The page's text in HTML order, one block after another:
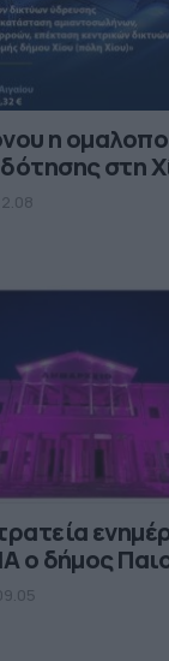
η
στη
ο δήμος